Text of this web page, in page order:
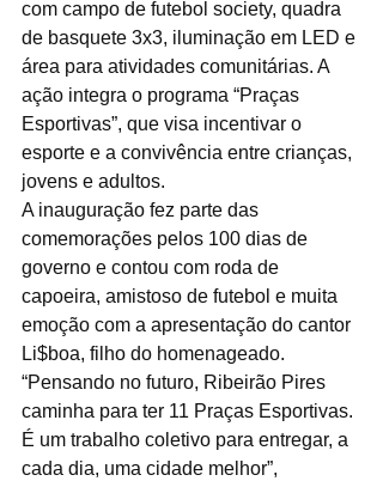
com campo de futebol society, quadra
de basquete 3x3, iluminação em LED e
área para atividades comunitárias. A
ação integra o programa “Praças
Esportivas”, que visa incentivar o
esporte e a convivência entre crianças,
jovens e adultos.
A inauguração fez parte das
comemorações pelos 100 dias de
governo e contou com roda de
capoeira, amistoso de futebol e muita
emoção com a apresentação do cantor
Li$boa, filho do homenageado.
“Pensando no futuro, Ribeirão Pires
caminha para ter 11 Praças Esportivas.
É um trabalho coletivo para entregar, a
cada dia, uma cidade melhor”,